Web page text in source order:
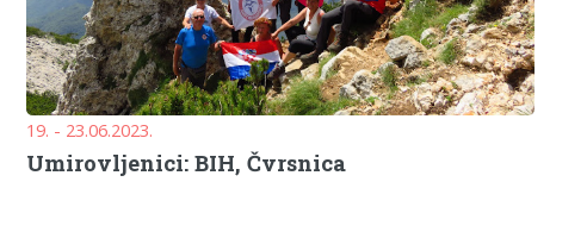
19. - 23.06.2023.
Umirovljenici: BIH, Čvrsnica